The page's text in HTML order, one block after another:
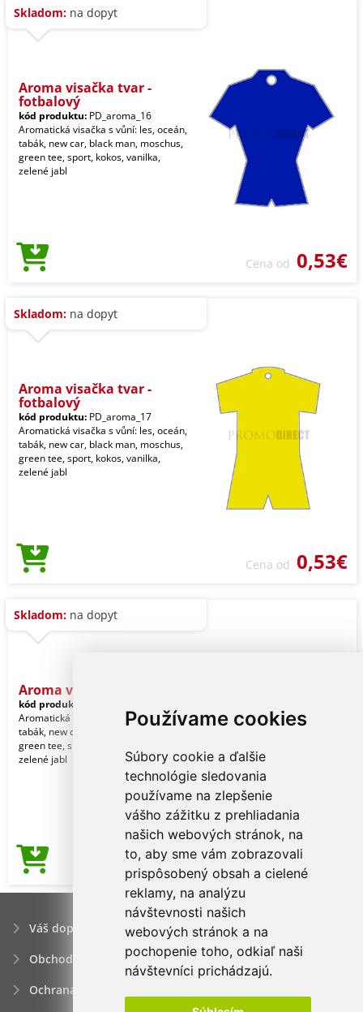
Používame cookies
Súbory cookie a ďalšie
technológie sledovania
používame na zlepšenie
vášho zážitku z prehliadania
našich webových stránok, na
to, aby sme vám zobrazovali
prispôsobený obsah a cielené
reklamy, na analýzu
návštevnosti našich
webových stránok a na
pochopenie toho, odkiaľ naši
návštevníci prichádzajú.
Skladom: na dopyt
Aroma visačka tvar -
fotbalový
kód produktu: PD_aroma_16
Aromatická visačka s vůní: les, oceán,
tabák, new car, black man, moschus,
green tee, sport, kokos, vanilka,
zelené jabl
Cena od 0,53€
Skladom: na dopyt
Aroma visačka tvar -
fotbalový
kód produktu: PD_aroma_17
Aromatická visačka s vůní: les, oceán,
tabák, new car, black man, moschus,
green tee, sport, kokos, vanilka,
zelené jabl
Cena od 0,53€
Skladom: na dopyt
Aroma visačka tvar - hokej
kód produktu:
Aromatická visačka s vůní: les, oceán,
tabák, new car, black man, moschus,
green tee, sport, kokos, vanilka,
zelené jabl
Cena od 0,53€
Váš dopyt
Obchodné podmienky
Ochrana osobných údajov